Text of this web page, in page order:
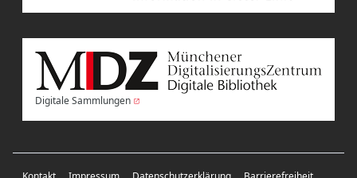
Digitale Sammlungen